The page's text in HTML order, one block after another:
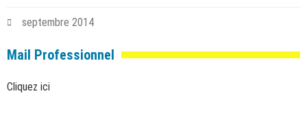
septembre 2014
Mail Professionnel
Cliquez ici